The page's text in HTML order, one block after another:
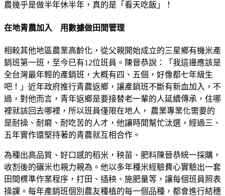
農幾乎是做半年休半年，真的是「看天吃飯」！
在地青農加入 用數據做田間管理
相較其他地區農業高齡化，從父親開始成立的三星鄉有機米產
銷班第一班，至今已有12位班員。陳晉恭說：「我這邊應該是
全台灣最年輕的產銷班，大概有四、五個，好像都七年級生
吧！」近年政府推行青農返鄉，讓產銷班不斷有新血加入，不
過，對他而言，青年返鄉是要接替老一輩的人延續傳承，住哪
裡就該回去哪裡，所以班員僅限在地人， 農業專業化需要的
是耐操、耐磨、耐吃苦的人才，他讓時間幫忙汰選，經過三、
五年實作還堅持著的青農就互相合作。
為種出高品質、好口感的稻米，秧苗、肥料陳晉恭統一採購，
收割後的碾米也親力親為。他以多年種米經驗費心實驗出一套
田間標準作業程序，打田、插秧、施肥量等，讓每個班員照表
操課。每年產銷班個別農友種植的每一個品種，都會進行結穗